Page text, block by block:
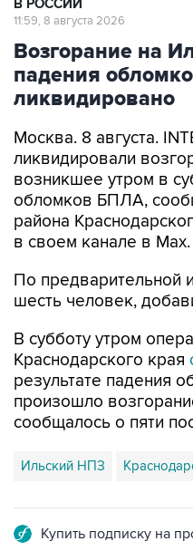
Возгорание на
падения
ликвидировано
Москва. 8 августа.
возникшее утром в
обломков БПЛА,
района
в своем канале в Max.
По предварительной
В субботу утром
результате падения
произошло
сообщалось о пяти
Ильский НПЗ
Подписаться на